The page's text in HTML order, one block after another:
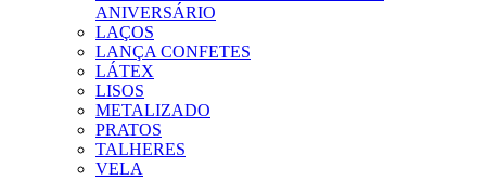
ANIVERSÁRIO
LAÇOS
LANÇA CONFETES
LÁTEX
LISOS
METALIZADO
PRATOS
TALHERES
VELA